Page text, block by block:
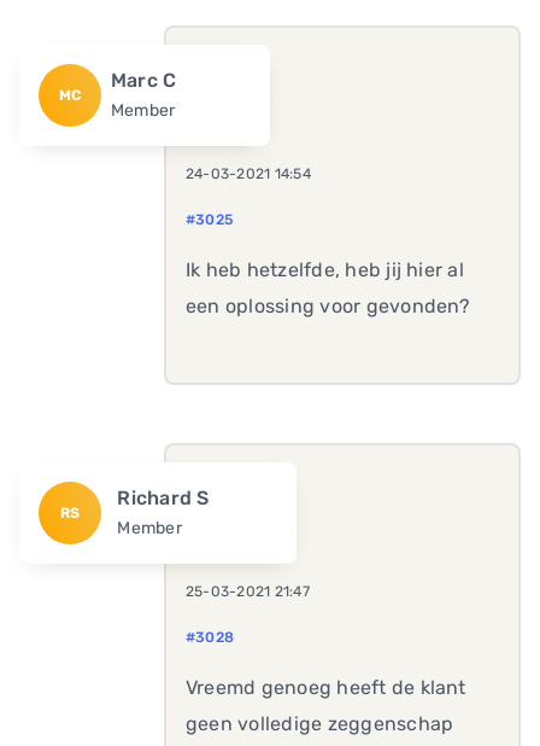
MC
Marc C
Member
24-03-2021 14:54
#3025
Ik heb hetzelfde, heb jij hier al
een oplossing voor gevonden?
RS
Richard S
Member
25-03-2021 21:47
#3028
Vreemd genoeg heeft de klant
geen volledige zeggenschap